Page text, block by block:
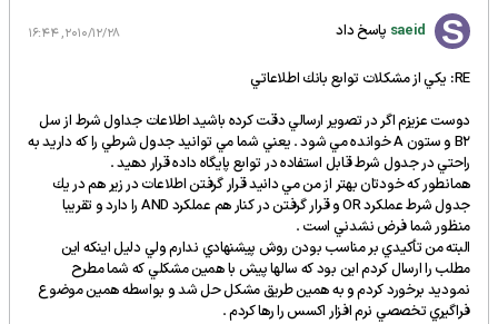
saeid پاسخ داد 2010/12/28, 16:44
RE: يكي از مشكلات توابع بانك اطلاعاتي
دوست عزيزم اگر در تصوير ارسالي دقت كرده باشيد اطلاعات جداول شرط از سل
B2 و ستون A خوانده مي شود . يعني شما مي توانيد جدول شرطي را كه داريد به
راحتي در جدول شرط قابل استفاده در توابع پايگاه داده قرار دهيد .
همانطور كه خودتان بهتر از من مي دانيد قرار گرفتن اطلاعات در زير هم در يك
جدول شرط عملكرد OR و قرار گرفتن در كنار هم عملكرد AND را دارد و تقريبا
منظور شما فرض نشدني است .
البته من تأكيدي بر مناسب بودن روش پيشنهادي ندارم ولي دليل اينكه اين
مطلب را ارسال كردم اين بود كه سالها پيش با همين مشكلي كه شما مطرح
نموديد برخورد كردم و به همين طريق مشكل حل شد و بواسطه همين موضوع
فراگيري تخصصي نرم افزار اكسس را رها كردم .